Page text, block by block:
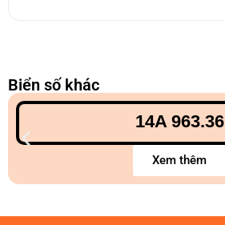
Biển số khác
14A 963.36
Xem thêm